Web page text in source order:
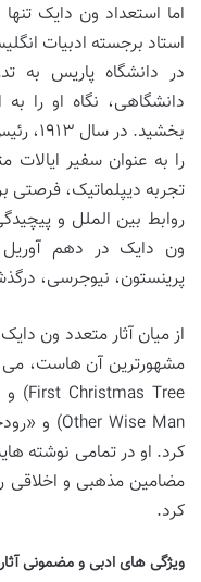
اما استعداد ون دایک
استاد برجسته ادبیات
در دانشگاه پاریس
دانشگاهی، نگاه او را
بخشید.
را به عنوان سفیر ایالات
تجربه دیپلماتیک، فرصتی
روابط بین الملل و
پرینستون، نیوجرسی،
از میان آثار متعدد ون
کرد. او در تمامی نوشته
مضامین مذهبی و اخلاقی
کرد.
ویژگی های ادبی و مضمونی آثار